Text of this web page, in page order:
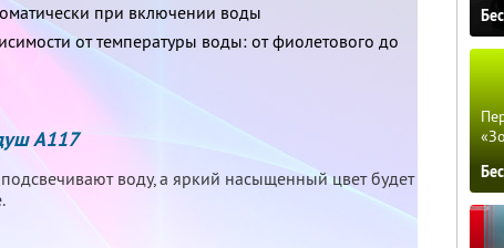
при включении воды
от температуры воды: от фиолетового до
А117
воду, а яркий насыщенный цвет будет